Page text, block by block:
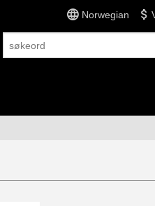
Norwegian